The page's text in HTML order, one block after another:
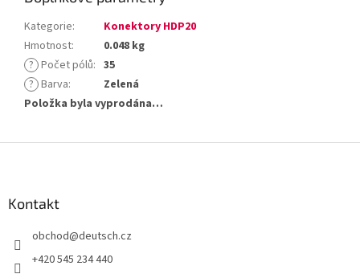
Kategorie:
Konektory HDP20
Hmotnost:
0.048 kg
? Počet pólů: 35
? Barva:
Zelená
Položka byla vyprodána…
Kontakt
obchod@deutsch.cz
+420 545 234 440